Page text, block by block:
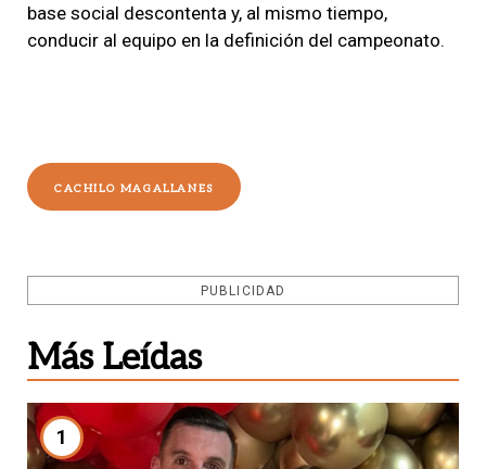
base social descontenta y, al mismo tiempo,
conducir al equipo en la definición del campeonato.
CACHILO MAGALLANES
PUBLICIDAD
Más Leídas
1